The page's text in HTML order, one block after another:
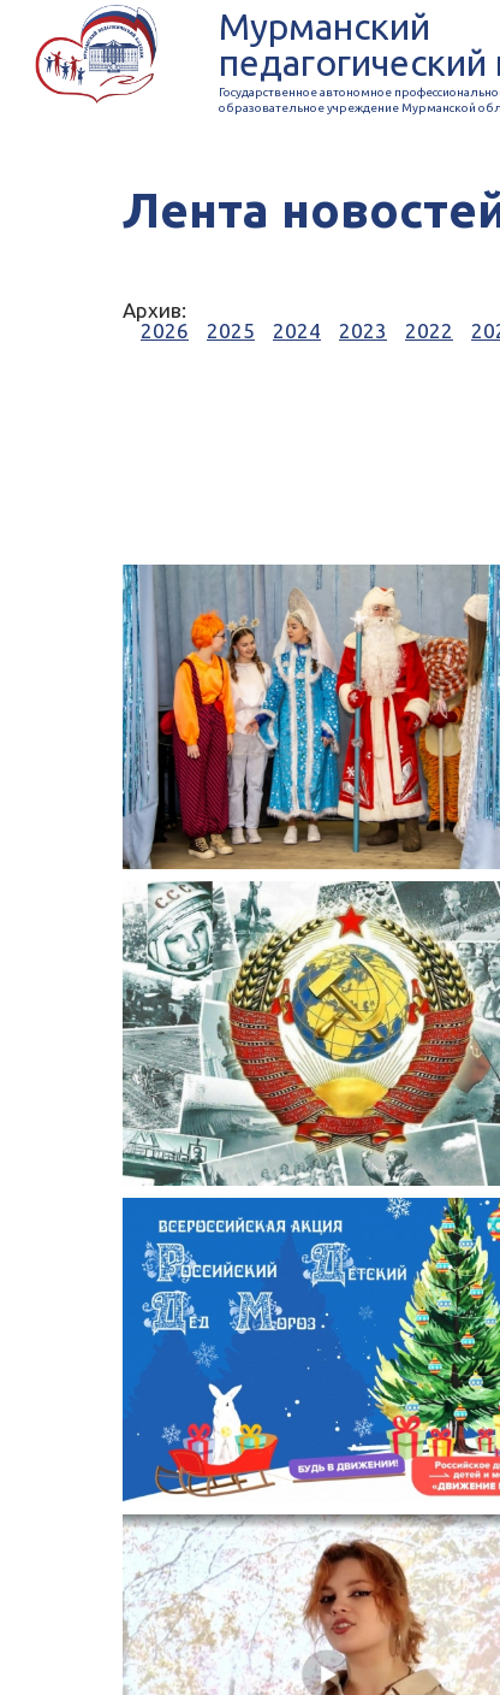
Мурманский
Государственное автономное
образовательное учреждение Мурманской
Лента
Архив:
2026
2025 2024 2023 2022